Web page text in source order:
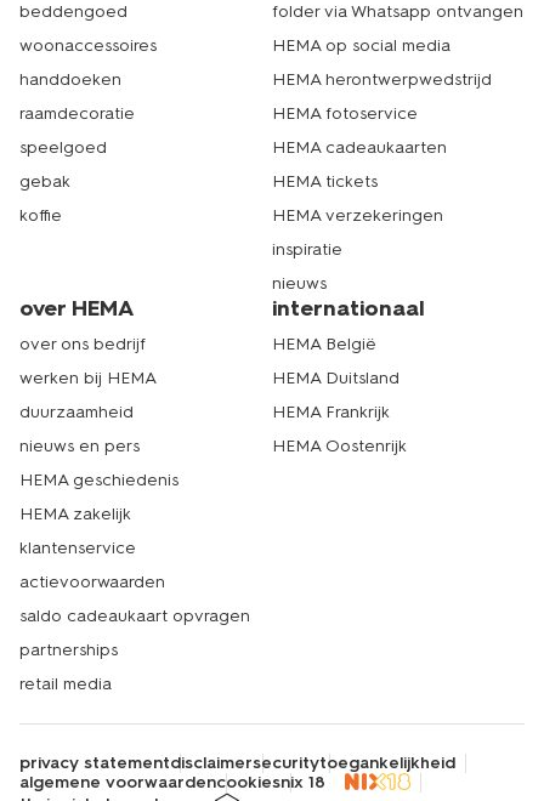
beddengoed
woonaccessoires
handdoeken
raamdecoratie
speelgoed
gebak
koffie
folder via Whatsapp ontvangen
HEMA op social media
HEMA herontwerpwedstrijd
HEMA fotoservice
HEMA cadeaukaarten
HEMA tickets
HEMA verzekeringen
inspiratie
nieuws
over HEMA
over ons bedrijf
werken bij HEMA
duurzaamheid
nieuws en pers
HEMA geschiedenis
HEMA zakelijk
klantenservice
actievoorwaarden
saldo cadeaukaart opvragen
partnerships
retail media
internationaal
HEMA België
HEMA Duitsland
HEMA Frankrijk
HEMA Oostenrijk
privacy statementdisclaimersecuritytoegankelijkheid
algemene voorwaardencookiesnix 18